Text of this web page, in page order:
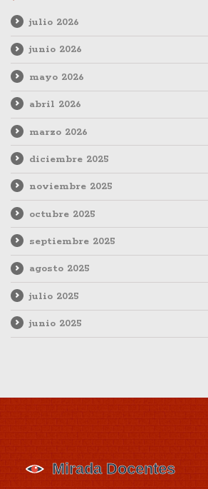
julio 2026
junio 2026
mayo 2026
abril 2026
marzo 2026
diciembre 2025
noviembre 2025
octubre 2025
septiembre 2025
agosto 2025
julio 2025
junio 2025